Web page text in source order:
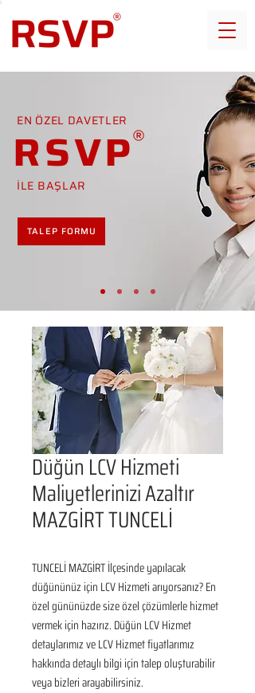
EN ÖZEL DAVETLER
RSVP
İLE BAŞLAR
TALEP FORMU
Düğün LCV Hizmeti
Maliyetlerinizi Azaltır
MAZGİRT TUNCELİ
TUNCELİ MAZGİRT İlçesinde yapılacak
düğününüz için LCV Hizmeti arıyorsanız? En
özel gününüzde size özel çözümlerle hizmet
vermek için hazırız. Düğün LCV Hizmet
detaylarımız ve LCV Hizmet fiyatlarımız
hakkında detaylı bilgi için talep oluşturabilir
veya bizleri arayabilirsiniz.